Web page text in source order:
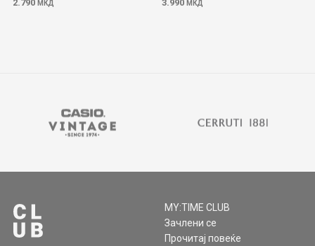
2.790 МКД 3.990 МКД
MY:TIME CLUB
Зачлени се
Прочитај повеќе